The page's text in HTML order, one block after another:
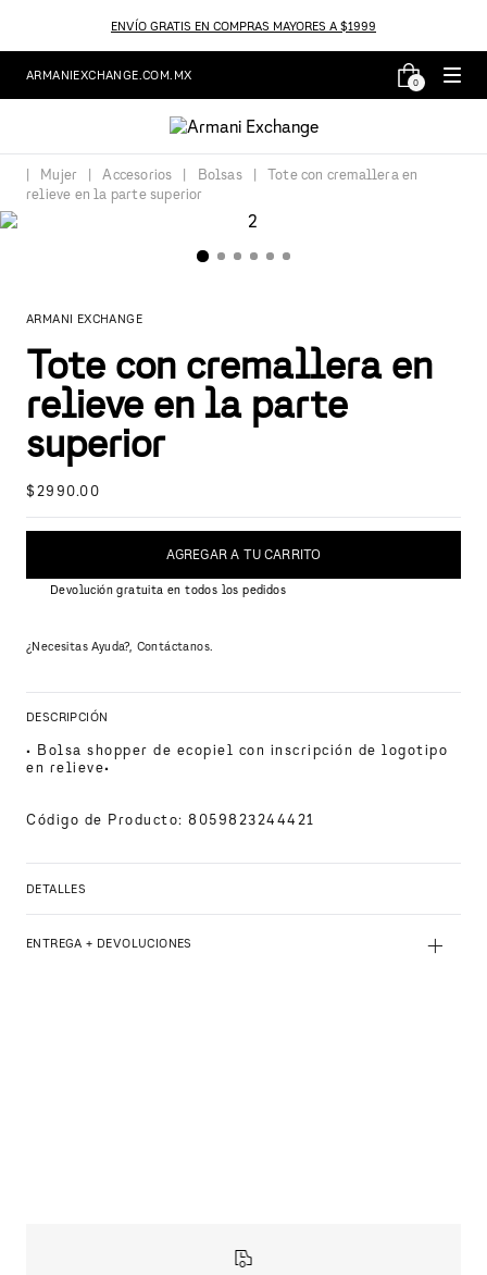
ENVÍO GRATIS EN COMPRAS MAYORES A $1999
ARMANIEXCHANGE.COM.MX 0
Mujer Accesorios Bolsas
Tote con cremallera en
relieve en la parte superior
ARMANI EXCHANGE
Tote con cremallera en
relieve en la parte
superior
$2990.00
AGREGAR A TU CARRITO
Devolución gratuita en todos los pedidos
¿Necesitas Ayuda?, Contáctanos.
DESCRIPCIÓN
• Bolsa shopper de ecopiel con inscripción de logotipo
en relieve•
Código de Producto: 8059823244421
DETALLES
ENTREGA + DEVOLUCIONES +